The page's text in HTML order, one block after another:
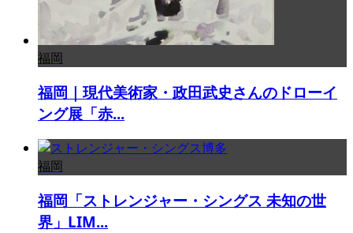
福岡
福岡｜現代美術家・政田武史さんのドローイ
ング展「赤...
福岡
福岡「ストレンジャー・シングス 未知の世
界」LIM...